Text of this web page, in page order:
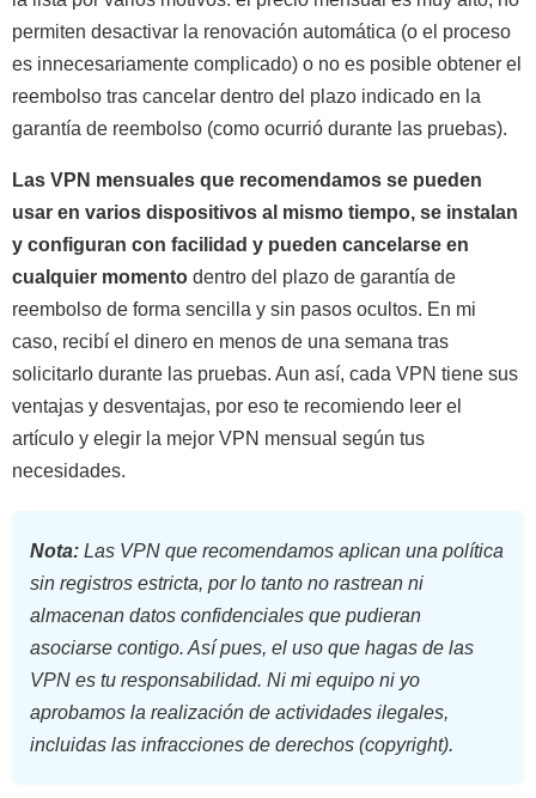
permiten desactivar la renovación automática (o el proceso
es innecesariamente complicado) o no es posible obtener el
reembolso tras cancelar dentro del plazo indicado en la
garantía de reembolso (como ocurrió durante las pruebas).
Las VPN mensuales que recomendamos se pueden
usar en varios dispositivos al mismo tiempo, se instalan
y configuran con facilidad y pueden cancelarse en
cualquier momento dentro del plazo de garantía de
reembolso de forma sencilla y sin pasos ocultos. En mi
caso, recibí el dinero en menos de una semana tras
solicitarlo durante las pruebas. Aun así, cada VPN tiene sus
ventajas y desventajas, por eso te recomiendo leer el
artículo y elegir la mejor VPN mensual según tus
necesidades.
Nota: Las VPN que recomendamos aplican una política
sin registros estricta, por lo tanto no rastrean ni
almacenan datos confidenciales que pudieran
asociarse contigo. Así pues, el uso que hagas de las
VPN es tu responsabilidad. Ni mi equipo ni yo
aprobamos la realización de actividades ilegales,
incluidas las infracciones de derechos (copyright).